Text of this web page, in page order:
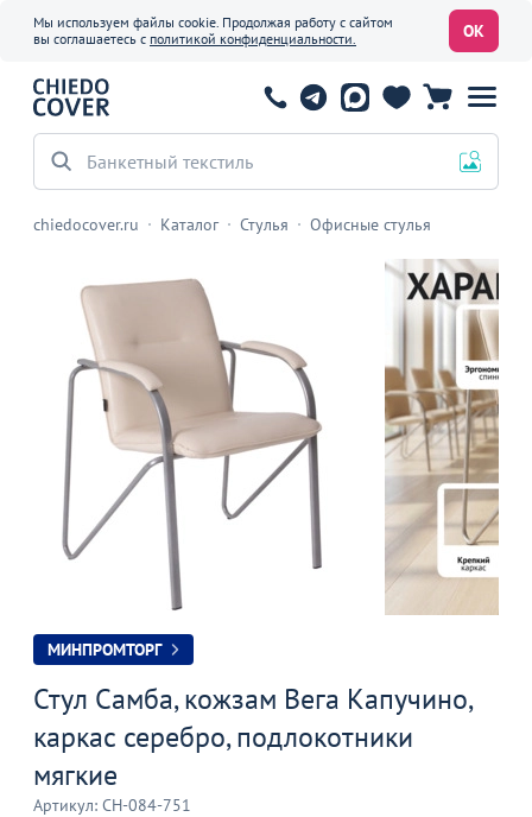
Мы используем файлы cookie. Продолжая работу с сайтом
вы соглашаетесь с политикой конфиденциальности. ОК
Банкетный текстиль
chiedocover.ru Каталог Стулья Офисные стулья
МИНПРОМТОРГ
Стул Самба, кожзам Вега Капучино,
каркас серебро, подлокотники
мягкие
Артикул: CH-084-751